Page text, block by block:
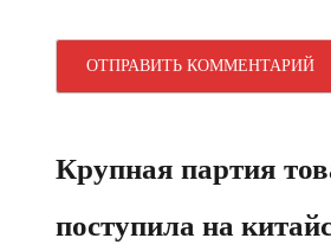
Крупная партия
поступила на